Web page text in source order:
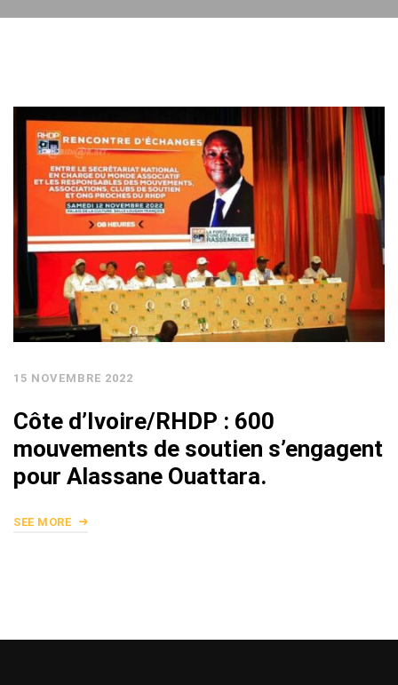
15 NOVEMBRE 2022
Côte d’Ivoire/RHDP : 600
mouvements de soutien s’engagent
pour Alassane Ouattara.
SEE MORE